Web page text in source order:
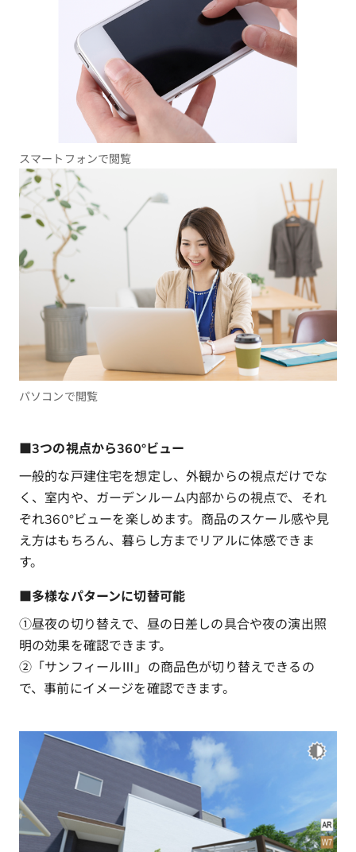
スマートフォンで閲覧
パソコンで閲覧
■3つの視点から360°ビュー
一般的な戸建住宅を想定し、外観からの視点だけでな
く、室内や、ガーデンルーム内部からの視点で、それ
ぞれ360°ビューを楽しめます。商品のスケール感や見
え方はもちろん、暮らし方までリアルに体感できま
す。
■多様なパターンに切替可能
①昼夜の切り替えで、昼の日差しの具合や夜の演出照
明の効果を確認できます。
②「サンフィールⅢ」の商品色が切り替えできるの
で、事前にイメージを確認できます。